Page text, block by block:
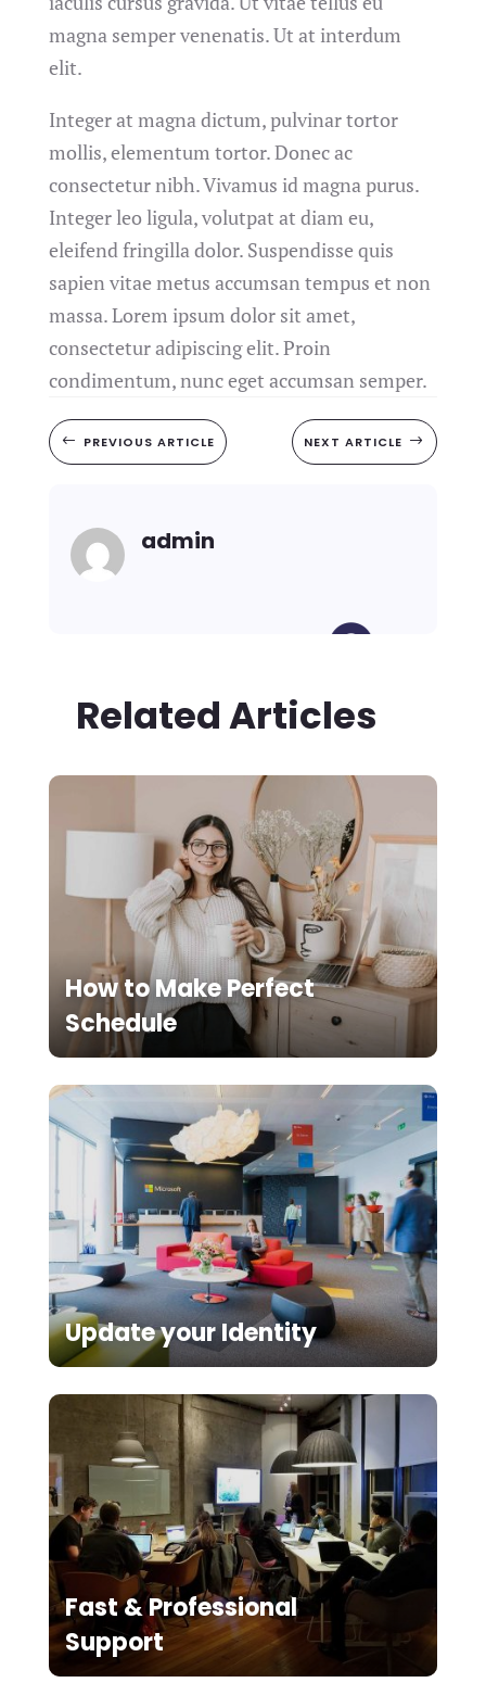
magna semper venenatis. Ut at interdum
elit.
Integer at magna dictum, pulvinar tortor
mollis, elementum tortor. Donec ac
consectetur nibh. Vivamus id magna purus.
Integer leo ligula, volutpat at diam eu,
eleifend fringilla dolor. Suspendisse quis
sapien vitae metus accumsan tempus et non
massa. Lorem ipsum dolor sit amet,
consectetur adipiscing elit. Proin
condimentum, nunc eget accumsan semper.
# PREVIOUS ARTICLE NEXT ARTICLE $
admin
Related Articles
How to Make Perfect
Schedule
Update your Identity
Fast & Professional
Support